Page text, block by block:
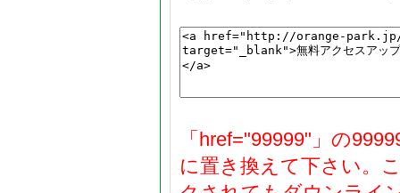
「href="99999"」の
に置き換えて下さい。